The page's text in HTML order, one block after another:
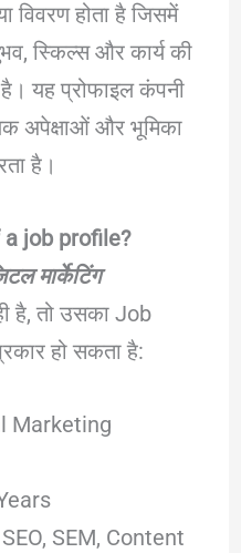
होता है जिसमें
स्किल्स और कार्य की
है। यह प्रोफाइल कंपनी
अपेक्षाओं और भूमिका
है।
job profile?
मार्केटिंग
है, तो उसका Job
हो सकता है:
Marketing
SEM, Content